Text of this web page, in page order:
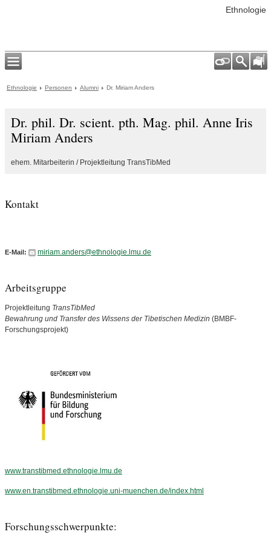
Ethnologie
Ethnologie Personen Alumni Dr. Miriam Anders
Dr. phil. Dr. scient. pth. Mag. phil. Anne Iris
Miriam Anders
ehem. Mitarbeiterin / Projektleitung TransTibMed
Kontakt
E-Mail: miriam.anders@ethnologie.lmu.de
Arbeitsgruppe
Projektleitung TransTibMed
Bewahrung und Transfer des Wissens der Tibetischen Medizin (BMBF-
Forschungsprojekt)
www.transtibmed.ethnologie.lmu.de
www.en.transtibmed.ethnologie.uni-muenchen.de/index.html
Forschungsschwerpunkte: